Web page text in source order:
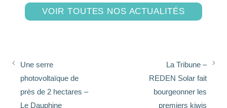
VOIR TOUTES NOS ACTUALITÉS
Une serre
photovoltaïque de
près de 2 hectares –
Le Dauphine
La Tribune –
REDEN Solar fait
bourgeonner les
premiers kiwis